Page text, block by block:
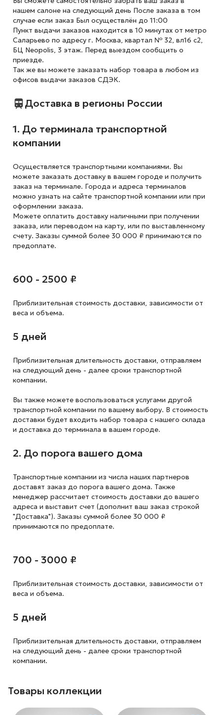
нашем салоне на следующий день После заказа в том
случае если заказ Был осуществлён до 11:00
Пункт выдачи заказов находится в 10 минутах от метро
Саларьево по адресу г. Москва, квартал № 32, вл16 с2,
БЦ Neopolis, 3 этаж. Перед выездом сообщить о
приезде.
Так же вы можете заказать набор товара в любом из
офисов выдачи заказов СДЭК.
Доставка в регионы России
1. До терминала транспортной
компании
Осуществляется транспортными компаниями. Вы
можете заказать доставку в вашем городе и получить
заказ на терминале. Города и адреса терминалов
можно узнать на сайте транспортной компании или при
оформлении заказа.
Можете оплатить доставку наличными при получении
заказа, или переводом на карту, или по выставленному
счету. Заказы суммой более 30 000 ₽ принимаются по
предоплате.
600 - 2500 ₽
Приблизительная стоимость доставки, зависимости от
веса и объема.
5 дней
Приблизительная длительность доставки, отправляем
на следующий день - далее сроки транспортной
компании.
Вы также можете воспользоваться услугами другой
транспортной компании по вашему выбору. В стоимость
доставки будет входить набор товара с нашего склада
и доставка до терминала в вашем городе.
2. До порога вашего дома
Транспортные компании из числа наших партнеров
доставят заказ до порога вашего дома. Также
менеджер рассчитает стоимость доставки до вашего
адреса и выставит счет (дополнит ваш заказ строкой
"Доставка"). Заказы суммой более 30 000 ₽
принимаются по предоплате.
700 - 3000 ₽
Приблизительная стоимость доставки, зависимости от
веса и объема.
5 дней
Приблизительная длительность доставки, отправляем
на следующий день - далее сроки транспортной
компании.
Товары коллекции